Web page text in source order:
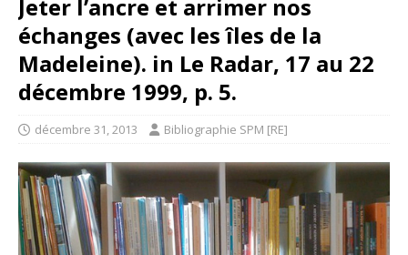
Jeter l’ancre et arrimer nos
échanges (avec les îles de la
Madeleine). in Le Radar, 17 au 22
décembre 1999, p. 5.
décembre 31, 2013 Bibliographie SPM [RE]